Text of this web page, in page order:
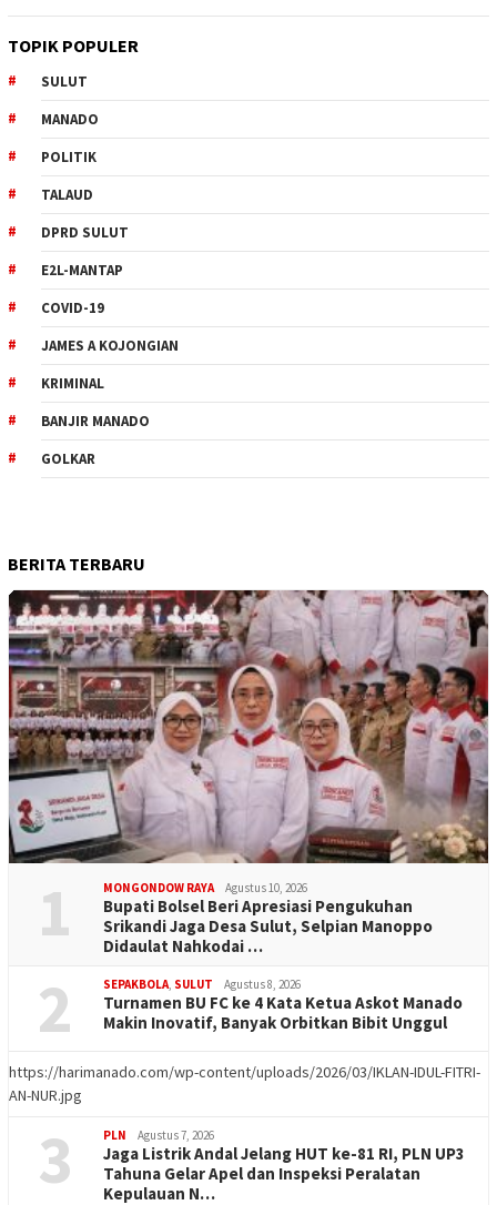
TOPIK POPULER
SULUT
MANADO
POLITIK
TALAUD
DPRD SULUT
E2L-MANTAP
COVID-19
JAMES A KOJONGIAN
KRIMINAL
BANJIR MANADO
GOLKAR
BERITA TERBARU
1 MONGONDOW RAYA Agustus 10, 2026
Bupati Bolsel Beri Apresiasi Pengukuhan
Srikandi Jaga Desa Sulut, Selpian Manoppo
Didaulat Nahkodai …
2 SEPAKBOLA, SULUT Agustus 8, 2026
Turnamen BU FC ke 4 Kata Ketua Askot Manado
Makin Inovatif, Banyak Orbitkan Bibit Unggul
https://harimanado.com/wp-content/uploads/2026/03/IKLAN-IDUL-FITRI-
AN-NUR.jpg
3 PLN Agustus 7, 2026
Jaga Listrik Andal Jelang HUT ke-81 RI, PLN UP3
Tahuna Gelar Apel dan Inspeksi Peralatan
Kepulauan N…